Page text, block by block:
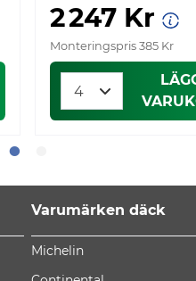
2 247 Kr
Monteringspris 385 Kr
Varumärken däck
Michelin